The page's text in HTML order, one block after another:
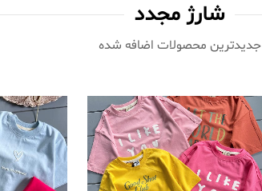
شارژ مجدد
جدیدترین محصولات اضافه شده‌